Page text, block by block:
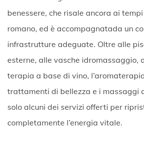
benessere, che risale ancora ai
romano, ed è accompagnatada un
infrastrutture adeguate. Oltre alle
esterne, alle vasche idromassaggio,
terapia a base di vino,
trattamenti di bellezza e i massaggi
solo alcuni dei servizi offerti per
completamente l’energia vitale.